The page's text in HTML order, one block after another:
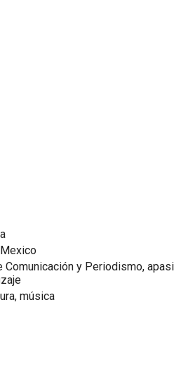
Comunicación y Periodismo,
música